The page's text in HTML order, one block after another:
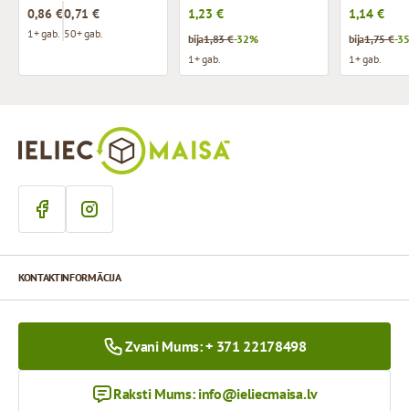
0,86 €
1+ gab.
0,71 €
50+ gab.
1,23 €
bija1,83 €-32%
1+ gab.
1,14 €
bija1,75 €-
1+ gab.
KONTAKTINFORMĀCIJA
Zvani Mums: + 371 22178498
Raksti Mums: info@ieliecmaisa.lv